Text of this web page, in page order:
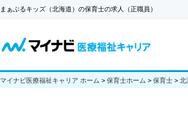
まぁぶるキッズ（北海道）の保育士の求人（正職員）
マイナビ医療福祉キャリア ホーム > 保育士ホーム > 保育士 > 北